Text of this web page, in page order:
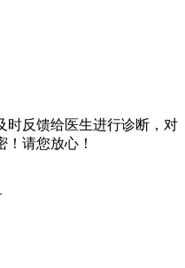
时反馈给医生进行诊断，对
请您放心！